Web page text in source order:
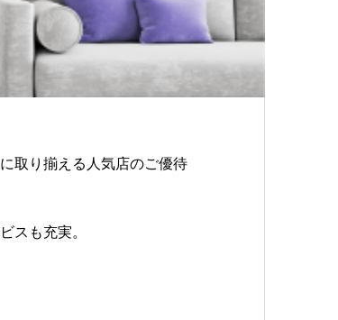
取り揃える人気店のご優待
スも充実。